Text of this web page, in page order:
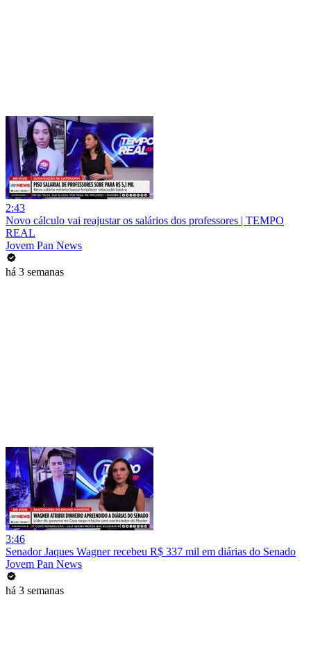
2:43
Novo cálculo vai reajustar os salários dos professores | TEMPO
REAL
Jovem Pan News
há 3 semanas
3:46
Senador Jaques Wagner recebeu R$ 337 mil em diárias do Senado
Jovem Pan News
há 3 semanas